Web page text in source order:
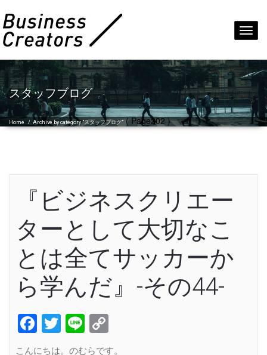
スタッフブログ
Home /Archive by category "スタッフブログ"( Page202 )
『ビジネスクリエー
ターとして大切なこ
とは全てサッカーか
ら学んだ』-その44-
Facebook
Twitter
Line
Link
こんにちは。のむらです。